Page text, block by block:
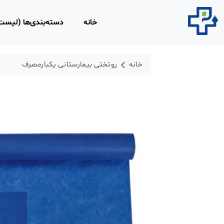
خانه دسته‌بندی‌ها
روپوش و اسکراب
محصولات
تجهیزات امداد و
ابزار و
خانه روتختی بیمارستانی یکبارمصرف